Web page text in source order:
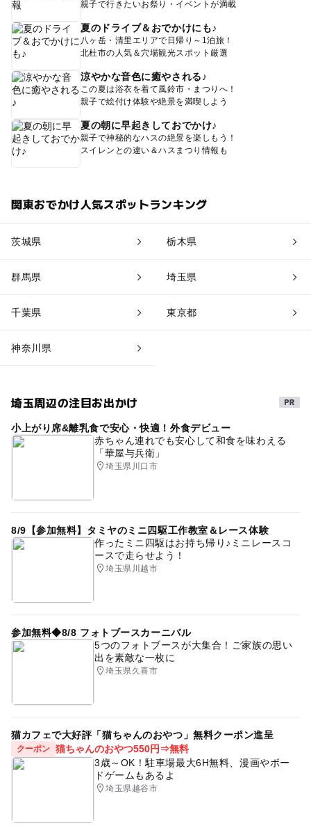
親子で行きたいお祭り・イベントが満載
夏のドライブ＆おでかけにも♪
八ヶ岳・清里エリアで日帰り～1泊旅！
北杜市の人気＆穴場観光スポット厳選
涼やかな音色に癒やされる♪
この夏は浴衣を着て風鈴市・まつりへ！
親子で絵付け体験や絶景を満喫しよう
夏の朝に早起きしておでかけ♪
親子で神秘的なハスの絶景を楽しもう！
スイレンとの違い＆ハスまつり情報も
関東おでかけ人気スポットランキング
茨城県 栃木県
群馬県 埼玉県
千葉県 東京都
神奈川県
埼玉周辺の注目お出かけ
小上がり席&離乳食で安心・快適！外食デビュー
赤ちゃん連れでも安心して和食を味わえる
「華屋与兵衛」
埼玉県川口市
8/9【参加無料】タミヤのミニ四駆工作教室＆レース体験
作ったミニ四駆はお持ち帰り♪ミニレースコ
ースで走らせよう！
埼玉県川越市
参加無料◆8/8 フォトブースカーニバル
5つのフォトブースが大集合！ご家族の思い
出を素敵な一枚に
埼玉県久喜市
猫カフェで大好評「猫ちゃんのおやつ」無料クーポン進呈
クーポン 猫ちゃんのおやつ550円⇒無料
3歳～OK！駐車場最大6H無料、漫画やボー
ドゲームもあるよ
埼玉県越谷市